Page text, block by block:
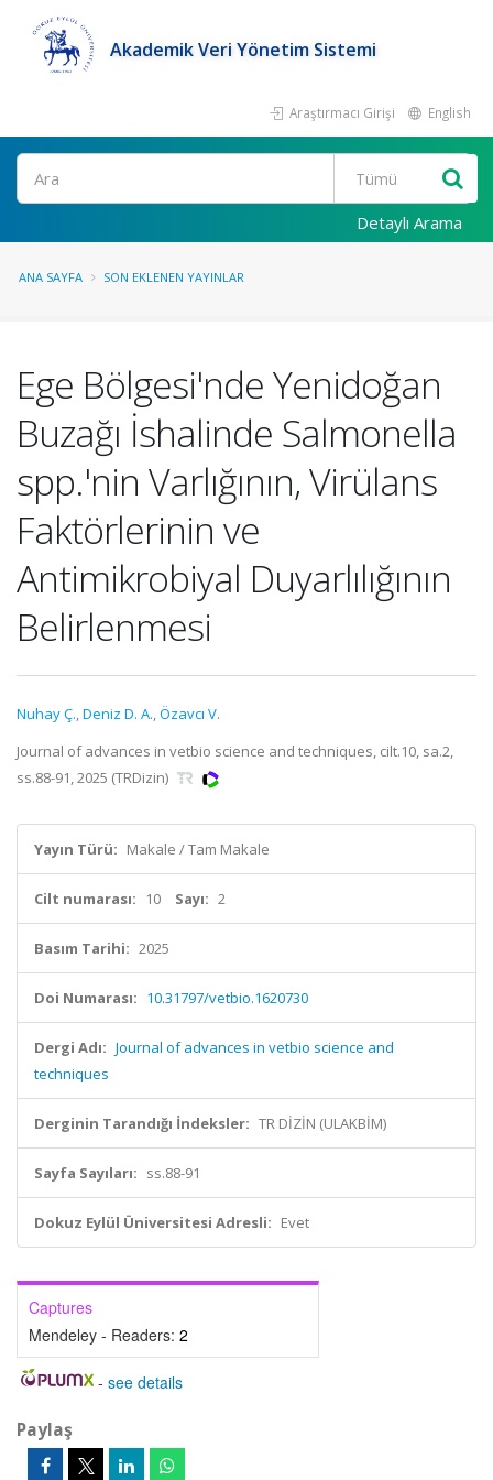
Akademik Veri Yönetim Sistemi
Araştırmacı Girişi English
Ara
Detaylı Arama
ANA SAYFA SON EKLENEN YAYINLAR
Ege Bölgesi'nde Yenidoğan
Buzağı İshalinde Salmonella
spp.'nin Varlığının, Virülans
Faktörlerinin ve
Antimikrobiyal Duyarlılığının
Belirlenmesi
Nuhay Ç.,Deniz D. A.,Özavcı V.
Journal of advances in vetbio science and techniques, cilt.10, sa.2,
ss.88-91, 2025 (TRDizin)
Yayın Türü: Makale / Tam Makale
Cilt numarası: 10 Sayı: 2
Basım Tarihi: 2025
Doi Numarası: 10.31797/vetbio.1620730
Dergi Adı: Journal of advances in vetbio science and
techniques
Derginin Tarandığı İndeksler: TR DİZİN (ULAKBİM)
Sayfa Sayıları: ss.88-91
Dokuz Eylül Üniversitesi Adresli: Evet
Captures
Mendeley - Readers: 2
- see details
Paylaş